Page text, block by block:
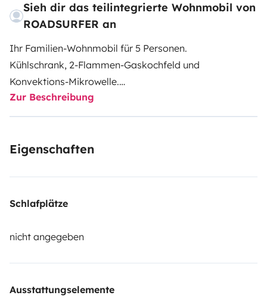
Sieh dir das teilintegrierte Wohnmobil von
ROADSURFER an
Ihr Familien-Wohnmobil für 5 Personen.
Kühlschrank, 2-Flammen-Gaskochfeld und
Konvektions-Mikrowelle.
Nasszelle mit Dusche und Toilette.
Luftheizung. 5 Sitzplätze und 5 Schlafplätze.
content/uploads/roadsurfer-RENT-TermsConditions-
Der Mieter muss eine eigene Haftpflicht-, Kollisions-
Versicherung von Roadsurfer gilt subsidiär und ergänzt
Zur Beschreibung
Eigenschaften
Schlafplätze
nicht angegeben
Ausstattungselemente